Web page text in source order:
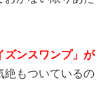
ズンスワンプ」が
絶もついているの